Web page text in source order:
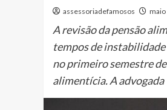
assessoriadefamosos maio
A revisão da pensão
tempos de
no primeiro semestre
alimentícia. A